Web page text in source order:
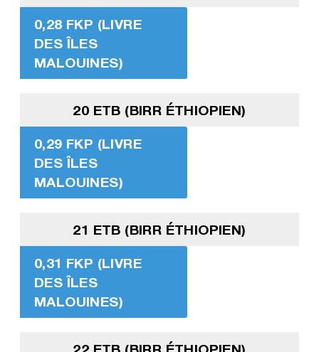
0,28 FKP (LIVRE
DES ÎLES
MALOUINES)
20 ETB (BIRR ÉTHIOPIEN)
0,29 FKP (LIVRE
DES ÎLES
MALOUINES)
21 ETB (BIRR ÉTHIOPIEN)
0,31 FKP (LIVRE
DES ÎLES
MALOUINES)
22 ETB (BIRR ÉTHIOPIEN)